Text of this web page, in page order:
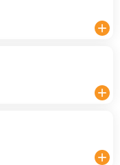
add
add
add